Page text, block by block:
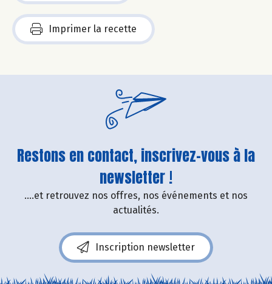
Imprimer la recette
Restons en contact, inscrivez-vous à la
newsletter !
....et retrouvez nos offres, nos événements et nos
actualités.
Inscription newsletter